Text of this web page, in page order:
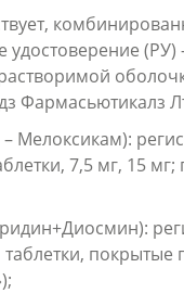
удостоверение
Фармасьютикалз
7,5 мг, 15